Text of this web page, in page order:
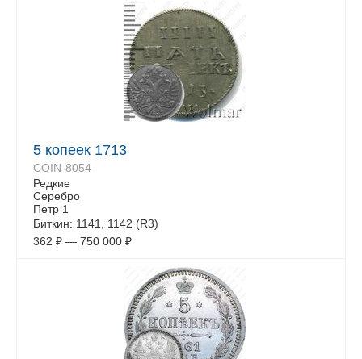
5 копеек 1713
COIN-8054
Редкие
Серебро
Петр 1
Биткин: 1141, 1142 (R3)
362 ₽ — 750 000 ₽